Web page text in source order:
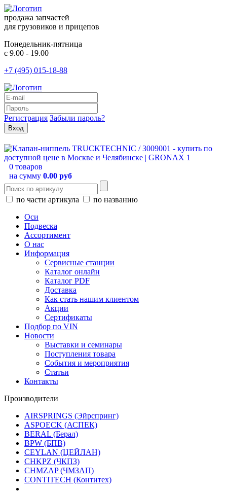
продажа запчастей
для грузовиков и прицепов
Понедельник-пятница
с 9.00 - 19.00
+7 (495) 015-18-88
Регистрация Забыли пароль?
0 товаров
на сумму 0.00 руб
по части артикула
по названию
Оси
Подвеска
Ассортимент
О нас
Информация
Сервисные станции
Каталог онлайн
Каталог PDF
Доставка
Как стать нашим клиентом
Акции
Сертификаты
Подбор по VIN
Новости
Выставки и семинары
Поступления товара
События и мероприятия
Статьи
Контакты
Производители
AIRSPRINGS (Эйрспринг)
ASPOECK (АСПЕК)
BERAL (Берал)
BPW (БПВ)
CEYLAN (ЦЕЙЛАН)
CHKPZ (ЧКПЗ)
CHMZAP (ЧМЗАП)
CONTITECH (Контитех)